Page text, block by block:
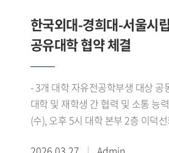
기대를 밝혔다.우리 대학은 이번
간의 성공적인 민관학(民官學) 협력
기대하고 있다.출처 : HUFS Today
가능한 파트너십으로 발전해 나가
회담에서는 NSU 재학생 대상 한국
대해서도 폭넓은 의견이 교환되었
방글라데시 최초의 사립대학으로,
있으며 약 3만 4천여 명의 학생과
한국외대-경희대-서울시
공유대학 협약 체결
- 3개 대학 자유전공학부생 대상 공
대학 및 재학생 간 협력 및 소통 능
(수), 오후 5시 대학 본부 2층 이덕